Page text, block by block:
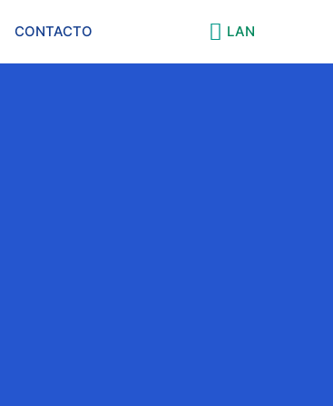
CONTACTO LAN